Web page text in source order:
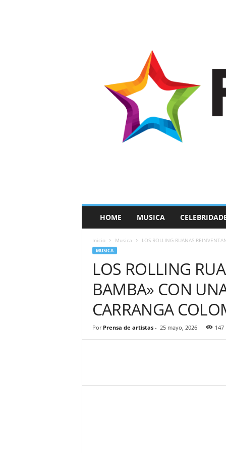
a
HOME MUSICA
Inicio Musica LOS ROLLING RUANAS
MUSICA
LOS ROLLING
BAMBA» CON
CARRANGA
Por Prensa de artistas- 25 mayo, 2026 147